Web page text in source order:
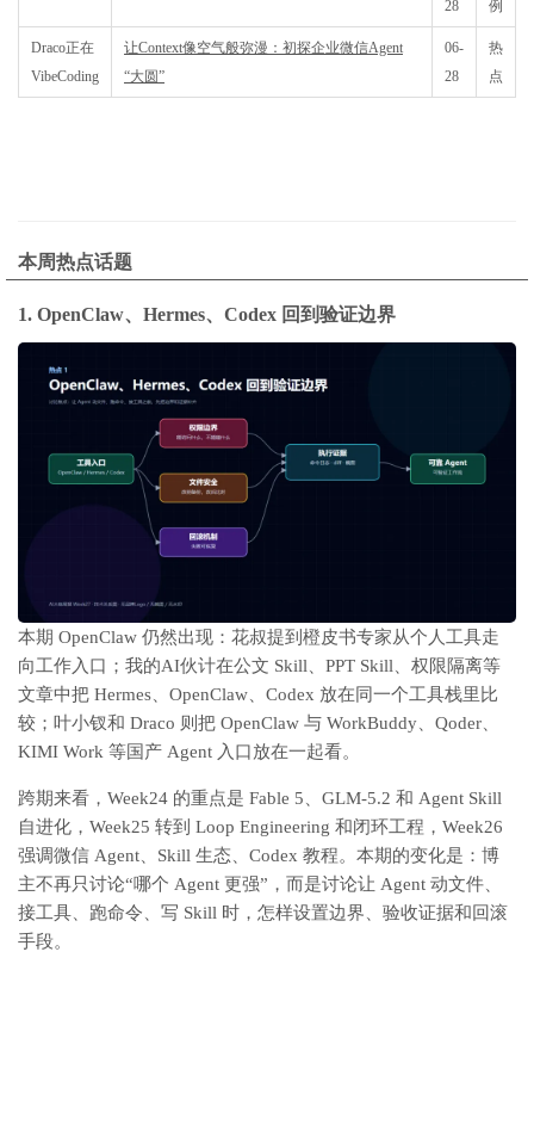
28
例
Draco正在
VibeCoding
让Context像空气般弥漫：初探企业微信Agent
“大圆”
06-
28
热
点
本周热点话题
1. OpenClaw、Hermes、Codex 回到验证边界
本期 OpenClaw 仍然出现：花叔提到橙皮书专家从个人工具走
向工作入口；我的AI伙计在公文 Skill、PPT Skill、权限隔离等
文章中把 Hermes、OpenClaw、Codex 放在同一个工具栈里比
较；叶小钗和 Draco 则把 OpenClaw 与 WorkBuddy、Qoder、
KIMI Work 等国产 Agent 入口放在一起看。
跨期来看，Week24 的重点是 Fable 5、GLM-5.2 和 Agent Skill
自进化，Week25 转到 Loop Engineering 和闭环工程，Week26
强调微信 Agent、Skill 生态、Codex 教程。本期的变化是：博
主不再只讨论“哪个 Agent 更强”，而是讨论让 Agent 动文件、
接工具、跑命令、写 Skill 时，怎样设置边界、验收证据和回滚
手段。